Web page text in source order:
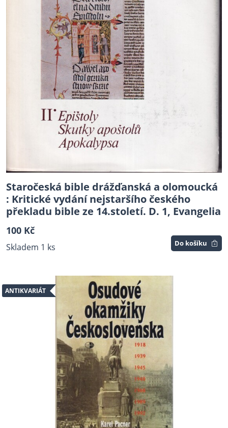
Staročeská bible drážďanská a olomoucká
: Kritické vydání nejstaršího českého
překladu bible ze 14.století. D. 1, Evangelia
100 Kč
Skladem 1 ks Do košíku
ANTIKVARIÁT